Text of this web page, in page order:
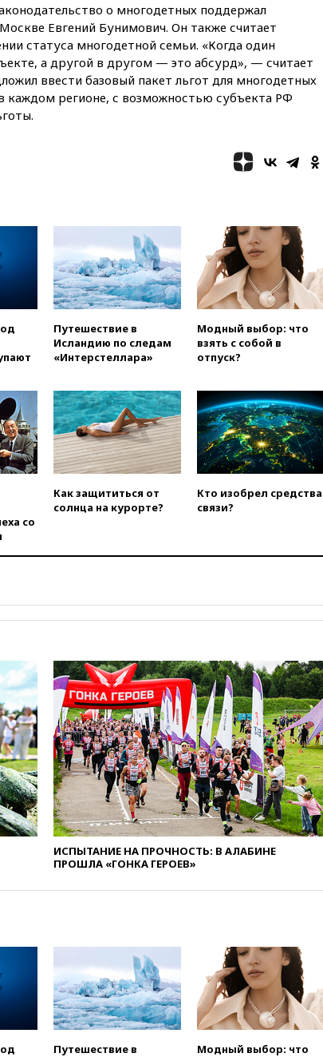
вчера, 17:43
«Тиса» выдвинула
экс-председателя Верховного
суда на пост президента
Венгрии
вчера, 16:50Politico: «Газовая
авантюра Германии ставит под
взорвался вблизи
газопровода в Болгарии
мирный житель
вчера, 14:54В Аргентине умер
отец футболиста Лионеля
Месси
вчера, 14:43Турция
Черном море
вчера, 14:20Генпрокурором
вчера, 13:37Пляжи
Геленджика закрыты из-за
опасности БПЛА
вчера, 13:03Испания ввела
погранконтроль для
итальянских туристов
вчера, 12:27 Возгорание на
вчера, 11:47Суд оставил под
вчера, 11:07При
столкновении катера и лодки
вчера, 10:27Движение по
трассе «Новороссия»
восстановлено
вчера, 09:55 Силы ПВО
перехватили за утро 85 БПЛА
над территорией РФ
вчера, 09:25Ильский НПЗ на
Кубани загорелся после
падения обломков дрона
вчера, 08:57Собянин
сообщил о девяти БПЛА,
сбитых на подлете к Москве
вчера, 08:42Силы ПВО сбили
вчера, 08:16
Лукашенко
призвал белорусов покупать
избы в селах
вчера, 07:30Нигерия стала
крупнейшим поставщиком
авиатоплива в Европу
вчера, 06:30США и Колумбия
о многодетных поддержал
Евгений Бунимович. Он также считает
статуса многодетной семьи. «Когда один
а другой в другом — это абсурд», — считает
ввести базовый пакет льгот для многодетных
каждом регионе, с возможностью субъекта РФ
Путешествие в
Исландию по следам
«Интерстеллара»
Модный выбор: что
взять с собой в
отпуск?
со
Как защититься от
солнца на курорте?
Кто изобрел средства
связи?
ИСПЫТАНИЕ НА ПРОЧНОСТЬ: В АЛАБИНЕ
ПРОШЛА «ГОНКА ГЕРОЕВ»
Путешествие в
Модный выбор: что